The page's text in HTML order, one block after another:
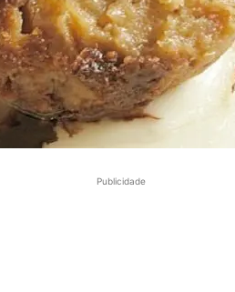
Publicidade